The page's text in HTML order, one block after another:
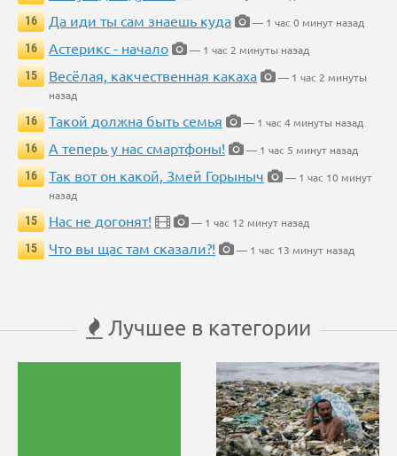
16
Да иди ты сам знаешь куда
— 1 час 0 минут назад
16
Астерикс - начало
— 1 час 2 минуты назад
15
Весёлая, какчественная какаха
— 1 час 2 минуты
назад
16
Такой должна быть семья
— 1 час 4 минуты назад
16
А теперь у нас смартфоны!
— 1 час 5 минут назад
16
Так вот он какой, Змей Горыныч
— 1 час 10 минут
назад
15
Нас не догонят!
— 1 час 12 минут назад
15
Что вы щас там сказали?! — 1 час 13 минут назад
Лучшее в категории